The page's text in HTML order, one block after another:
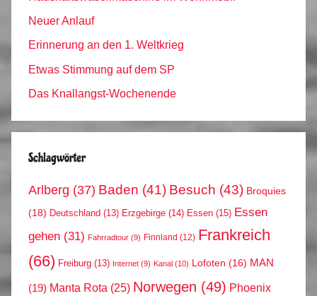
Neuer Anlauf
Erinnerung an den 1. Weltkrieg
Etwas Stimmung auf dem SP
Das Knallangst-Wochenende
Schlagwörter
Arlberg (37) Baden (41) Besuch (43) Broquies
(18) Deutschland (13) Erzgebirge (14) Essen (15) Essen
gehen (31) Fahrradtour (9) Finnland (12) Frankreich
(66) Freiburg (13) Internet (9) Kanal (10) Lofoten (16) MAN
(19) Manta Rota (25) Norwegen (49) Phoenix